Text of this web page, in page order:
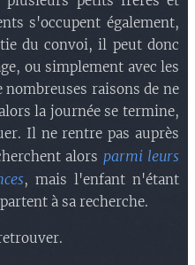
s'occupent également,
du convoi, il peut donc
ou simplement avec les
raisons de ne
la journée se termine,
Il ne rentre pas auprès
alors parmi leurs
, mais l'enfant n'étant
à sa recherche.